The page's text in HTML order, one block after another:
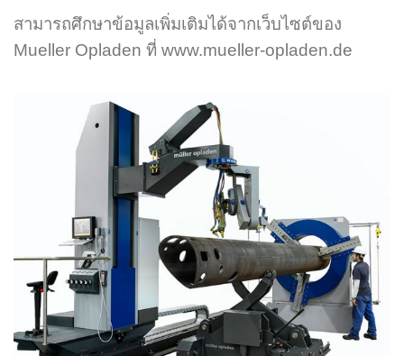
สามารถศึกษาข้อมูลเพิ่มเติมได้จากเว็บไซต์ของ
Mueller Opladen ที่ www.mueller-opladen.de